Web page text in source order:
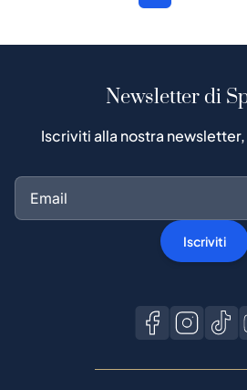
Newsletter di
Iscriviti alla nostra
Iscriviti